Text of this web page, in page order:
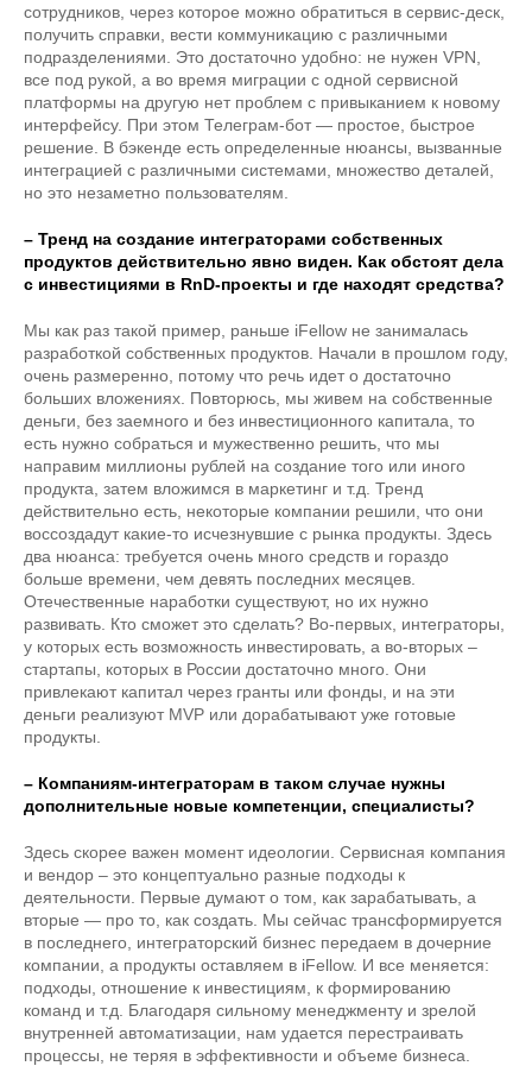
сотрудников, через которое можно обратиться в сервис-деск,
получить справки, вести коммуникацию с различными
подразделениями. Это достаточно удобно: не нужен VPN,
все под рукой, а во время миграции с одной сервисной
платформы на другую нет проблем с привыканием к новому
интерфейсу. При этом Телеграм-бот — простое, быстрое
решение. В бэкенде есть определенные нюансы, вызванные
интеграцией с различными системами, множество деталей,
но это незаметно пользователям.
– Тренд на создание интеграторами собственных
продуктов действительно явно виден. Как обстоят дела
с инвестициями в RnD-проекты и где находят средства?
Мы как раз такой пример, раньше iFellow не занималась
разработкой собственных продуктов. Начали в прошлом году,
очень размеренно, потому что речь идет о достаточно
больших вложениях. Повторюсь, мы живем на собственные
деньги, без заемного и без инвестиционного капитала, то
есть нужно собраться и мужественно решить, что мы
направим миллионы рублей на создание того или иного
продукта, затем вложимся в маркетинг и т.д. Тренд
действительно есть, некоторые компании решили, что они
воссоздадут какие-то исчезнувшие с рынка продукты. Здесь
два нюанса: требуется очень много средств и гораздо
больше времени, чем девять последних месяцев.
Отечественные наработки существуют, но их нужно
развивать. Кто сможет это сделать? Во-первых, интеграторы,
у которых есть возможность инвестировать, а во-вторых –
стартапы, которых в России достаточно много. Они
привлекают капитал через гранты или фонды, и на эти
деньги реализуют MVP или дорабатывают уже готовые
продукты.
– Компаниям-интеграторам в таком случае нужны
дополнительные новые компетенции, специалисты?
Здесь скорее важен момент идеологии. Сервисная компания
и вендор – это концептуально разные подходы к
деятельности. Первые думают о том, как зарабатывать, а
вторые — про то, как создать. Мы сейчас трансформируется
в последнего, интеграторский бизнес передаем в дочерние
компании, а продукты оставляем в iFellow. И все меняется:
подходы, отношение к инвестициям, к формированию
команд и т.д. Благодаря сильному менеджменту и зрелой
внутренней автоматизации, нам удается перестраивать
процессы, не теряя в эффективности и объеме бизнеса.